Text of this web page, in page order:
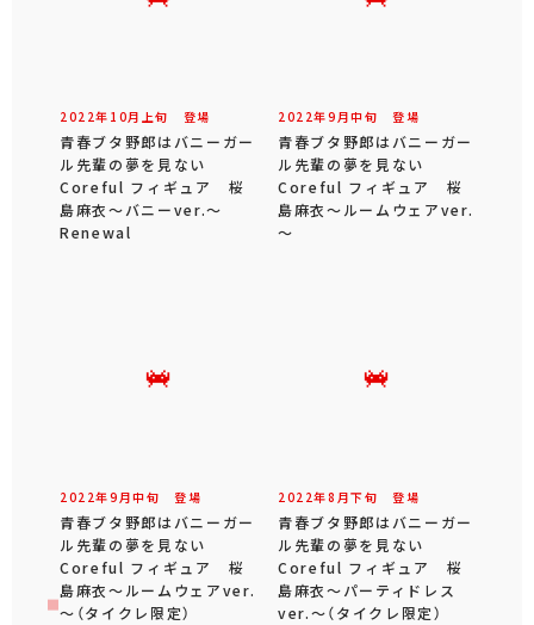
2022年 10月 上旬 登場
青春ブタ野郎はバニーガー
ル先輩の夢を見ない
Coreful フィギュア 桜
島麻衣～バニーver.～
Renewal
2022年9 月中旬 登場
青春ブタ野郎はバニーガー
ル先輩の夢を見ない
Coreful フィギュア 桜
島麻衣～ルームウェアver.
～
2022年9 月中旬 登場
青春ブタ野郎はバニーガー
ル先輩の夢を見ない
Coreful フィギュア 桜
島麻衣～ルームウェアver.
～（タイクレ限定）
2022年8 月下旬 登場
青春ブタ野郎はバニーガー
ル先輩の夢を見ない
Coreful フィギュア 桜
島麻衣～パーティドレス
ver.～（タイクレ限定）